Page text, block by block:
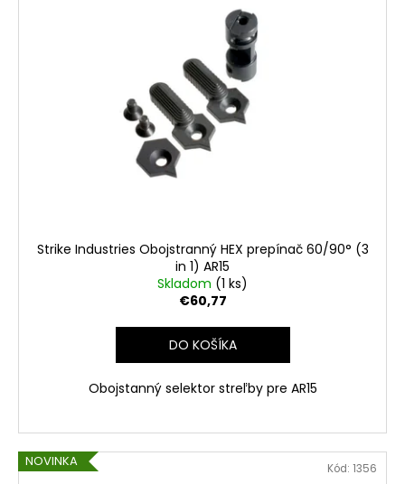
Strike Industries Obojstranný HEX prepínač 60/90° (3
in 1) AR15
Skladom (1 ks)
€60,77
DO KOŠÍKA
Obojstanný selektor streľby pre AR15
NOVINKA Kód: 1356